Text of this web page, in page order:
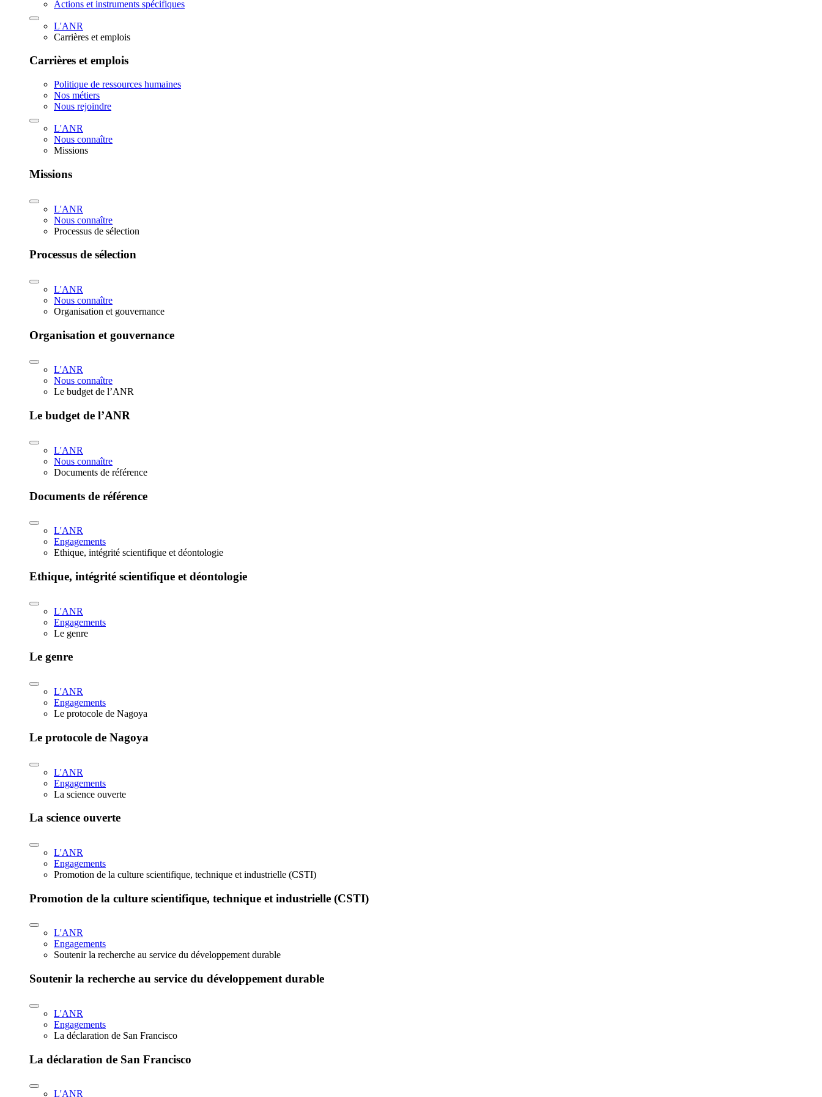
Actions et instruments spécifiques
L'ANR
Carrières et emplois
Carrières et emplois
Politique de ressources humaines
Nos métiers
Nous rejoindre
L'ANR
Nous connaître
Missions
Missions
L'ANR
Nous connaître
Processus de sélection
Processus de sélection
L'ANR
Nous connaître
Organisation et gouvernance
Organisation et gouvernance
L'ANR
Nous connaître
Le budget de l’ANR
Le budget de l’ANR
L'ANR
Nous connaître
Documents de référence
Documents de référence
L'ANR
Engagements
Ethique, intégrité scientifique et déontologie
Ethique, intégrité scientifique et déontologie
L'ANR
Engagements
Le genre
Le genre
L'ANR
Engagements
Le protocole de Nagoya
Le protocole de Nagoya
L'ANR
Engagements
La science ouverte
La science ouverte
L'ANR
Engagements
Promotion de la culture scientifique, technique et industrielle (CSTI)
Promotion de la culture scientifique, technique et industrielle (CSTI)
L'ANR
Engagements
Soutenir la recherche au service du développement durable
Soutenir la recherche au service du développement durable
L'ANR
Engagements
La déclaration de San Francisco
La déclaration de San Francisco
L'ANR